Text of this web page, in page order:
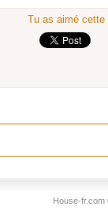
Tu as aimé
House-